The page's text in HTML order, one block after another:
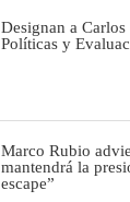
Designan a
Políticas y
Marco Rubio
mantendrá la
escape”